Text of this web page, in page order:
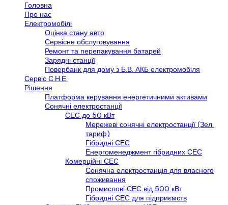
Головна
Про нас
Електромобілі
Оцінка стану авто
Сервісне обслуговування
Ремонт та перепакування батарей
Зарядні станції
Повербанк для дому з Б.В. АКБ електромобіля
Сервіс С.Н.Е.
Рішення
Платформа керування енергетичними активами
Сонячні електростанції
СЕС до 50 кВт
Мережеві сонячні електростанції (Зел.
тариф)
Гібридні СЕС
Енергоменеджмент гібридних СЕС
Комерційні СЕС
Сонячна електростанція для власного
споживання
Промислові СЕС від 500 кВт
Гібридні СЕС для підприємств